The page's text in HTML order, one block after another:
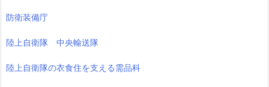
防衛装備庁
陸上自衛隊 中央輸送隊
陸上自衛隊の衣食住を支える需品科